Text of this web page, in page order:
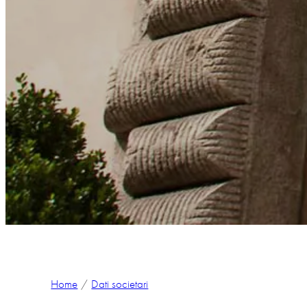
Home Dati societari